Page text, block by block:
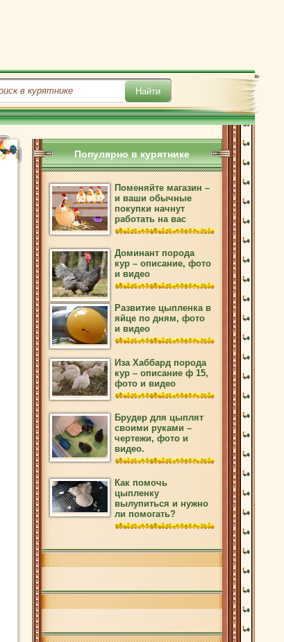
Популярно в курятнике
Поменяйте магазин –
и ваши обычные
покупки начнут
работать на вас
Доминант порода
кур – описание, фото
и видео
Развитие цыпленка в
яйце по дням, фото
и видео
Иза Хаббард порода
кур – описание ф 15,
фото и видео
Брудер для цыплят
своими руками –
чертежи, фото и
видео.
Как помочь
цыпленку
вылупиться и нужно
ли помогать?